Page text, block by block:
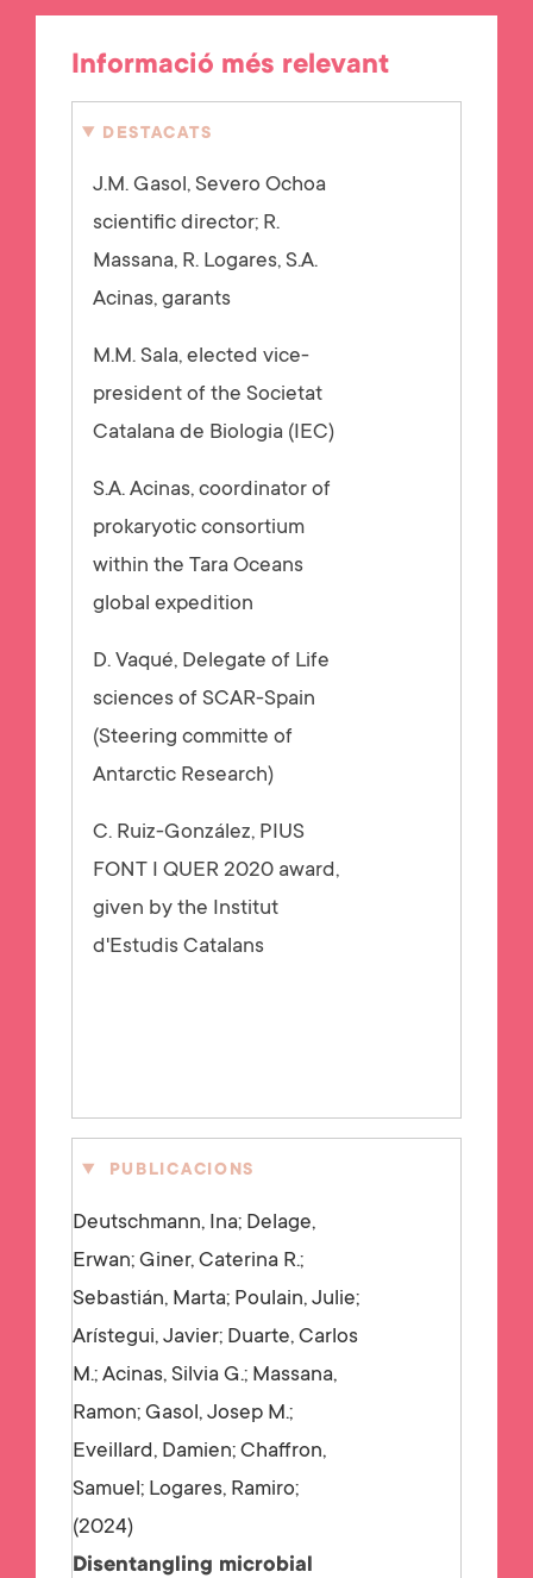
Informació més relevant
DESTACATS
J.M. Gasol, Severo Ochoa
scientific director; R.
Massana, R. Logares, S.A.
Acinas, garants
M.M. Sala, elected vice-
president of the Societat
Catalana de Biologia (IEC)
S.A. Acinas, coordinator of
prokaryotic consortium
within the Tara Oceans
global expedition
D. Vaqué, Delegate of Life
sciences of SCAR-Spain
(Steering committe of
Antarctic Research)
C. Ruiz-González, PIUS
FONT I QUER 2020 award,
given by the Institut
d'Estudis Catalans
PUBLICACIONS
Deutschmann, Ina; Delage,
Erwan; Giner, Caterina R.;
Sebastián, Marta; Poulain, Julie;
Arístegui, Javier; Duarte, Carlos
M.; Acinas, Silvia G.; Massana,
Ramon; Gasol, Josep M.;
Eveillard, Damien; Chaffron,
Samuel; Logares, Ramiro;
2024
Disentangling microbial